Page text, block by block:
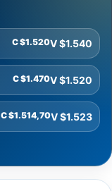
C $1.520V $1.540
C $1.470V $1.520
C $1.514,70V $1.523